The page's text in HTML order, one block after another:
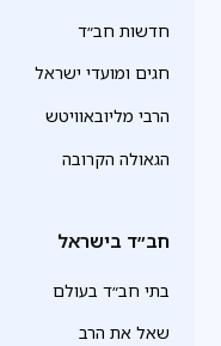
חדשות חב״ד
חגים ומועדי ישראל
הרבי מליובאוויטש
הגאולה הקרובה
חב״ד בישראל
בתי חב״ד בעולם
שאל את הרב